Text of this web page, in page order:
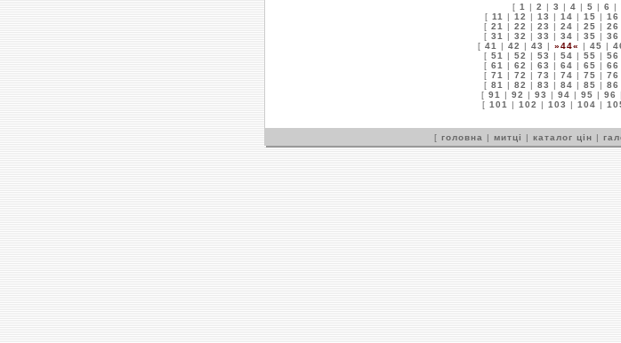
[ 1 | 2 | 3 | 4 | 5 | 6 |
[ 11 | 12 | 13 | 14 | 15 | 16
[ 21 | 22 | 23 | 24 | 25 | 26
[ 31 | 32 | 33 | 34 | 35 | 36
[ 41 | 42 | 43 | »44« | 45 |
[ 51 | 52 | 53 | 54 | 55 | 56
[ 61 | 62 | 63 | 64 | 65 | 66
[ 71 | 72 | 73 | 74 | 75 | 76
[ 81 | 82 | 83 | 84 | 85 | 86
[ 91 | 92 | 93 | 94 | 95 | 96
[ 101 | 102 | 103 | 104 |
[ головна | митці | каталог цін |